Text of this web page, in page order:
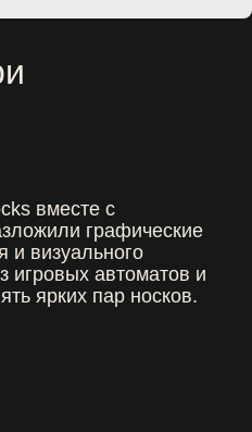
вместе с
графические
и визуального
игровых автоматов и
ярких пар носков.